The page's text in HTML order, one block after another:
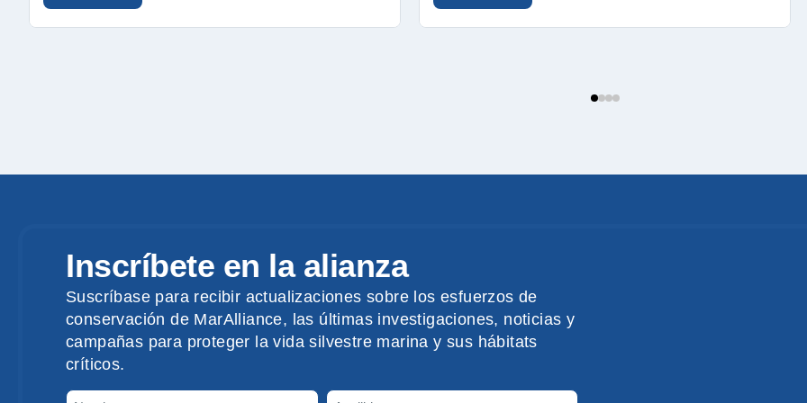
Inscríbete en la alianza
Suscríbase para recibir actualizaciones sobre los esfuerzos de
conservación de MarAlliance, las últimas investigaciones, noticias y
campañas para proteger la vida silvestre marina y sus hábitats
críticos.